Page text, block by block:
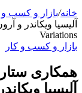
خانه/بازار و کسب و
Variations
بازار و کسب و کار
همکاری
آلیسیا